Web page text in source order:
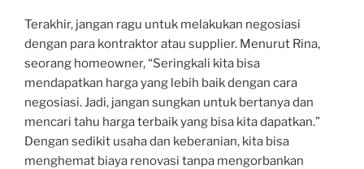
Terakhir, jangan ragu untuk melakukan negosiasi
dengan para kontraktor atau supplier. Menurut Rina,
seorang homeowner, “Seringkali kita bisa
mendapatkan harga yang lebih baik dengan cara
negosiasi. Jadi, jangan sungkan untuk bertanya dan
mencari tahu harga terbaik yang bisa kita dapatkan.”
Dengan sedikit usaha dan keberanian, kita bisa
menghemat biaya renovasi tanpa mengorbankan